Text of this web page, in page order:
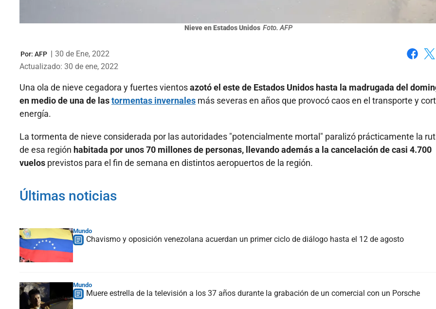
Nieve en Estados Unidos Foto. AFP
Por: AFP | 30 de Ene, 2022
Actualizado: 30 de ene, 2022
Una ola de nieve cegadora y fuertes vientosazotó el este de Estados Unidos hasta la madrugada del
en medio de una de lastormentas invernales más severas en años que provocó caos en el transporte y
energía.
La tormenta de nieve considerada por las autoridades "potencialmente mortal" paralizó prácticamente la
de esa región habitada por unos 70 millones de personas, llevando además a la cancelación de casi 4.700
vuelos previstos para el fin de semana en distintos aeropuertos de la región.
Últimas noticias
Mundo
Chavismo y oposición venezolana acuerdan un primer ciclo de diálogo hasta el 12 de agosto
Mundo
Muere estrella de la televisión a los 37 años durante la grabación de un comercial con un Porsche